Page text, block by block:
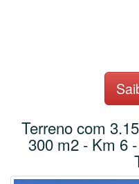
Terreno com
300 m2 - Km 6